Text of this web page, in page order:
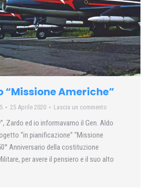
“Missione Americhe”
25 Aprile 2020 Lascia un commento
Zardo ed io informavamo il Gen. Aldo
“in pianificazione” “Missione
Anniversario della costituzione
per avere il pensiero e il suo alto